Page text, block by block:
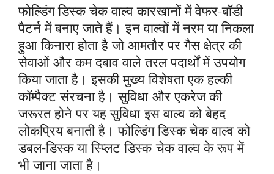
फोल्डिंग डिस्क चेक वाल्व कारखानों में वेफर-बॉडी
पैटर्न में बनाए जाते हैं। इन वाल्वों में नरम या निकला
हुआ किनारा होता है जो आमतौर पर गैस क्षेत्र की
सेवाओं और कम दबाव वाले तरल पदार्थों में उपयोग
किया जाता है। इसकी मुख्य विशेषता एक हल्की
कॉम्पैक्ट संरचना है। सुविधा और एकरेज की
जरूरत होने पर यह सुविधा इस वाल्व को बेहद
लोकप्रिय बनाती है। फोल्डिंग डिस्क चेक वाल्व को
डबल-डिस्क या स्प्लिट डिस्क चेक वाल्व के रूप में
भी जाना जाता है।